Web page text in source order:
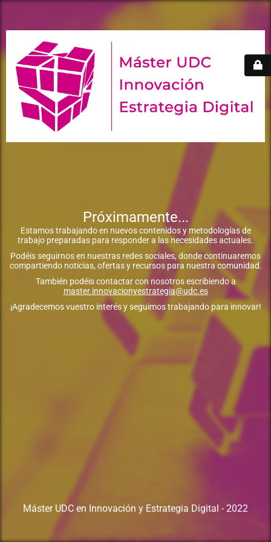
Próximamente...
Estamos trabajando en nuevos contenidos y metodologías de
trabajo preparadas para responder a las necesidades actuales.
Podéis seguirnos en nuestras redes sociales, donde continuaremos
compartiendo noticias, ofertas y recursos para nuestra comunidad.
También podéis contactar con nosotros escribiendo a
master.innovacionyestrategia@udc.es
¡Agradecemos vuestro interés y seguimos trabajando para innovar!
Máster UDC en Innovación y Estrategia Digital - 2022